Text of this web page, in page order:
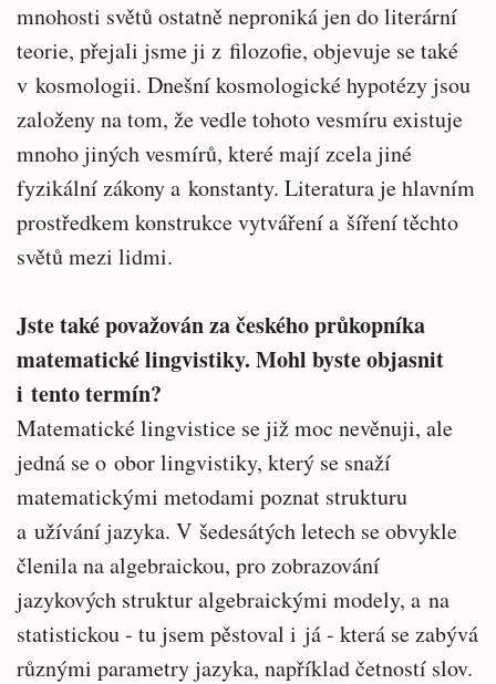
mnohosti světů ostatně neproniká jen do literární
teorie, přejali jsme ji z filozofie, objevuje se také
v kosmologii. Dnešní kosmologické hypotézy jsou
založeny na tom, že vedle tohoto vesmíru existuje
mnoho jiných vesmírů, které mají zcela jiné
fyzikální zákony a konstanty. Literatura je hlavním
prostředkem konstrukce vytváření a šíření těchto
světů mezi lidmi.
Jste také považován za českého průkopníka
matematické lingvistiky. Mohl byste objasnit
i tento termín?
Matematické lingvistice se již moc nevěnuji, ale
jedná se o obor lingvistiky, který se snaží
matematickými metodami poznat strukturu
a užívání jazyka. V šedesátých letech se obvykle
členila na algebraickou, pro zobrazování
jazykových struktur algebraickými modely, a na
statistickou - tu jsem pěstoval i já - která se zabývá
různými parametry jazyka, například četností slov.